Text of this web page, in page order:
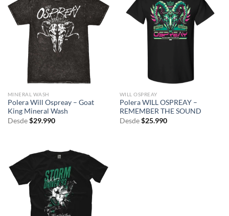
MINERAL WASH
Polera Will Ospreay – Goat
King Mineral Wash
Desde $29.990
WILL OSPREAY
Polera WILL OSPREAY –
REMEMBER THE SOUND
Desde $25.990